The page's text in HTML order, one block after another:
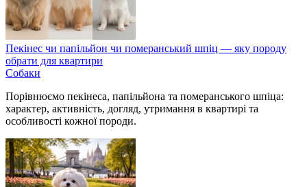
Пекінес чи папільйон чи померанський шпіц — яку породу
обрати для квартири
Собаки
Порівнюємо пекінеса, папільйона та померанського шпіца:
характер, активність, догляд, утримання в квартирі та
особливості кожної породи.